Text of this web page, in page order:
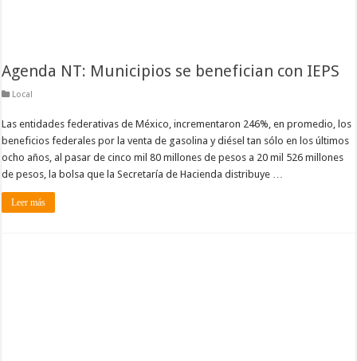
Agenda NT: Municipios se benefician con IEPS
Local
Las entidades federativas de México, incrementaron 246%, en promedio, los
beneficios federales por la venta de gasolina y diésel tan sólo en los últimos
ocho años, al pasar de cinco mil 80 millones de pesos a 20 mil 526 millones
de pesos, la bolsa que la Secretaría de Hacienda distribuye …
Leer más